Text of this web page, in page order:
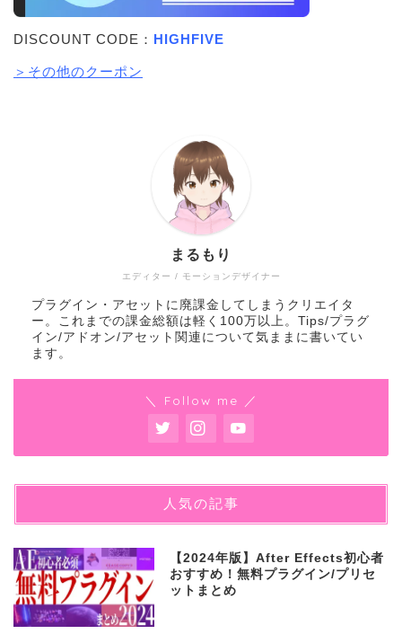
DISCOUNT CODE： HIGHFIVE
＞その他のクーポン
エディター / モーションデザイナー
まるもり
プラグイン・アセットに廃課金してしまうクリエイタ
ー。これまでの課金総額は軽く100万以上。Tips/プラグ
イン/アドオン/アセット関連について気ままに書いてい
ます。
＼ Follow me ／
人気の記事
【2024年版】After Effects初心者
おすすめ！無料プラグイン/プリセ
ットまとめ